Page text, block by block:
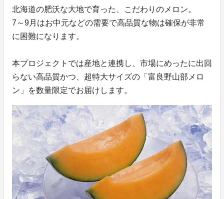
北海道の肥沃な大地で育った、こだわりのメロン。
7～9月はお中元などの需要で高品質な物は確保が非常
に困難になります。
本プロジェクトでは産地と連携し、市場にめったに出回
らない高品質かつ、超特大サイズの「富良野山部メロ
ン」を数量限定でお届けします。